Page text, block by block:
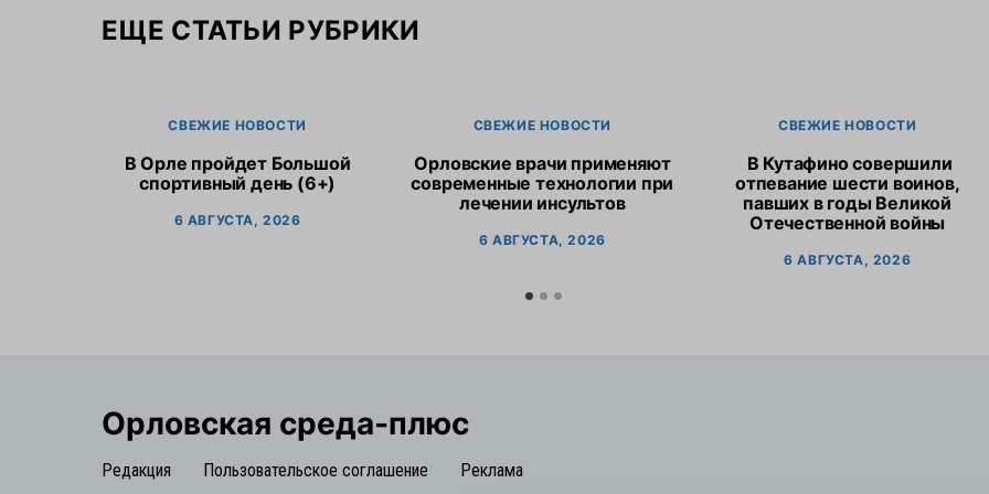
ЕЩЕ СТАТЬИ РУБРИКИ
СВЕЖИЕ НОВОСТИ
В Орле пройдет Большой
спортивный день (6+)
6 АВГУСТА, 2026
СВЕЖИЕ НОВОСТИ
Орловские врачи применяют
современные технологии при
лечении инсультов
6 АВГУСТА, 2026
СВЕЖИЕ НОВОСТИ
В Кутафино совершили
отпевание шести воинов,
павших в годы Великой
Отечественной войны
6 АВГУСТА, 2026
Орловская cреда-плюс
Редакция Пользовательское соглашение Реклама